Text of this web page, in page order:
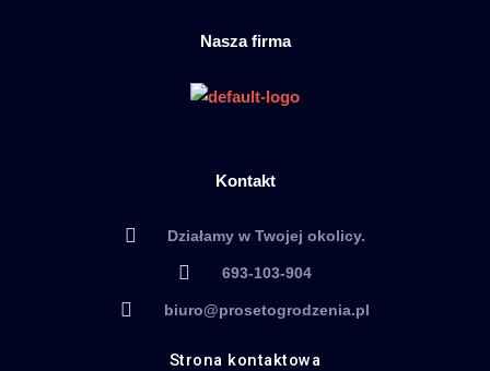
Nasza firma
Kontakt
Działamy w Twojej okolicy.
693-103-904
biuro@prosetogrodzenia.pl
Strona kontaktowa